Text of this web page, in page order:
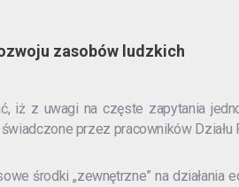
zasobów ludzkich
iż z uwagi na częste zapytania
przez pracowników
środki „zewnętrzne” na działania